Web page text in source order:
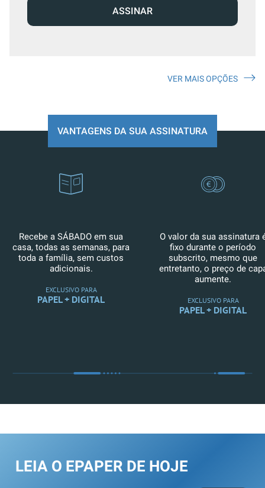
ASSINAR
VER MAIS OPÇÕES
VANTAGENS DA SUA ASSINATURA
Recebe a SÁBADO em sua
casa, todas as semanas, para
toda a família, sem custos
adicionais.
EXCLUSIVO PARA
PAPEL + DIGITAL
O valor da sua assinatura
fixo durante o período
subscrito, mesmo que
entretanto, o preço de
aumente.
EXCLUSIVO PARA
PAPEL + DIGITAL
LEIA O EPAPER DE HOJE